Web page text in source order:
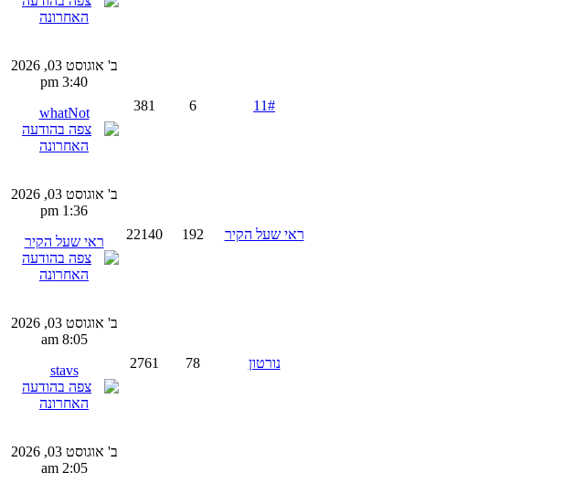
11#
6
381
ב' אוגוסט 03, 2026
3:40 pm
whatNot
ראי שעל הקיר 192
22140
ב' אוגוסט 03, 2026
1:36 pm
ראי שעל הקיר
נורטון 78
2761
ב' אוגוסט 03, 2026
8:05 am
stavs
ב' אוגוסט 03, 2026
2:05 am